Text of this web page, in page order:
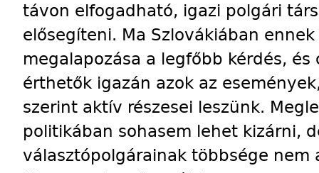
távon elfogadható, igazi polgári
elősegíteni. Ma Szlovákiában
megalapozása a legfőbb kérdés,
érthetők igazán azok az
szerint aktív részesei leszünk.
politikában sohasem lehet kizárni,
választópolgárainak többsége nem